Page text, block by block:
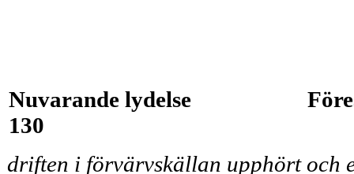
Nuvarande lydelse
130
driften i förvärvskällan upphört och